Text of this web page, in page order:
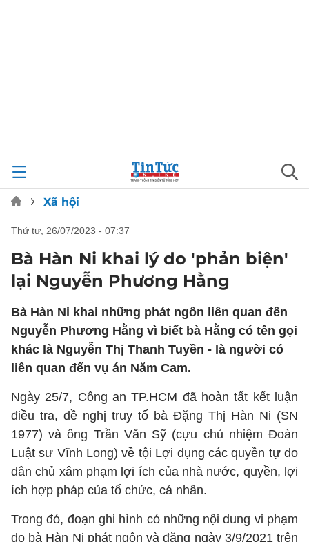
Xã hội
thứ tư, 26/07/2023 - 07:37
Bà Hàn Ni khai lý do 'phản biện'
lại Nguyễn Phương Hằng
Bà Hàn Ni khai những phát ngôn liên quan đến
Nguyễn Phương Hằng vì biết bà Hằng có tên gọi
khác là Nguyễn Thị Thanh Tuyền - là người có
liên quan đến vụ án Năm Cam.
Ngày 25/7, Công an TP.HCM đã hoàn tất kết luận
điều tra, đề nghị truy tố bà Đặng Thị Hàn Ni (SN
1977) và ông Trần Văn Sỹ (cựu chủ nhiệm Đoàn
Luật sư Vĩnh Long) về tội Lợi dụng các quyền tự do
dân chủ xâm phạm lợi ích của nhà nước, quyền, lợi
ích hợp pháp của tổ chức, cá nhân.
Trong đó, đoạn ghi hình có những nội dung vi phạm
do bà Hàn Ni phát ngôn và đăng ngày 3/9/2021 trên